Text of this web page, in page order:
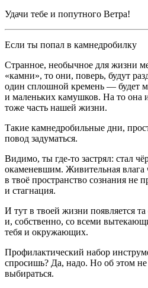
Удачи тебе и попутного Ветра!
Если ты попал в камнедробилку
Странное, необычное для жизни
«камни», то они, поверь, будут
один сплошной кремень — будет
и маленьких камушков. На то она
тоже часть нашей жизни.
Такие камнедробильные дни,
повод задуматься.
Видимо, ты где-то застрял: стал
окаменевшим. Живительная влага
в твоё пространство сознания не
и стагнация.
И тут в твоей жизни появляется
и, собственно, со всеми
тебя и окружающих.
Профилактический набор
спросишь? Да, надо. Но об этом
выбираться.